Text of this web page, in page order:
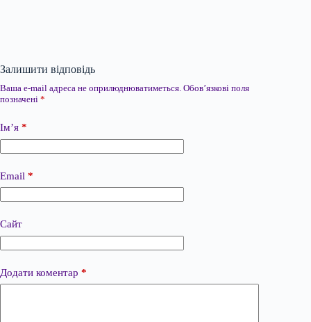
Залишити відповідь
Ваша e-mail адреса не оприлюднюватиметься. Обов’язкові поля
позначені *
Ім’я *
Email *
Сайт
Додати коментар *